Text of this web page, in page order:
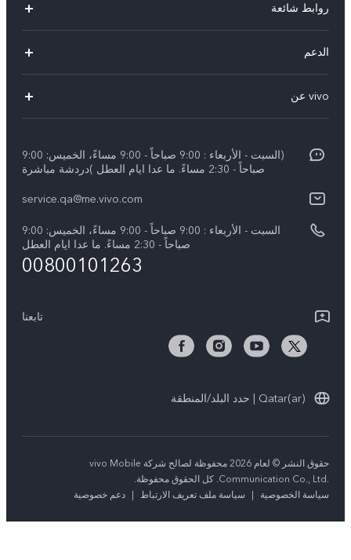
روابط شائعة
X300 (New)
X200 FE (New)
V50 Lite 5G
V50 5G
الدعم
مركز الخدمة
Funtouch OS
بيان الخصوصية بشأن خدمة العملاء
vivo عن
نبذة عنا
مركز الخصوصية لدى vivo
(السبت - الأربعاء : 9:00 صباحاً - 9:00 مساءً، الخميس: 9:00
صباحاً - 2:30 مساءً. ما عدا ايام العطل )دردشة مباشرة
service.qa@me.vivo.com
السبت - الأربعاء : 9:00 صباحاً - 9:00 مساءً، الخميس: 9:00
صباحاً - 2:30 مساءً. ما عدا ايام العطل
00800101263
تابعنا
Qatar(ar) | حدد البلد/المنطقة
حقوق النشر © لعام 2026 محفوظة لصالح شركة vivo Mobile
Communication Co., Ltd.‎. كل الحقوق محفوظة.
سياسة الخصوصية
| سياسة ملف تعريف الارتباط | دعم خصوصية